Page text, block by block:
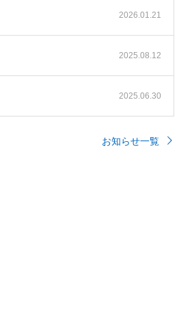
2026.01.21
2025.08.12
2025.06.30
お知らせ一覧